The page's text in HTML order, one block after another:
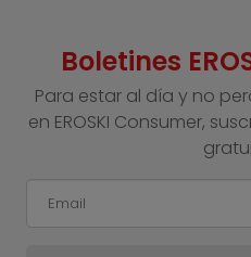
Boletines
Para estar al día y no
en EROSKI Consumer,